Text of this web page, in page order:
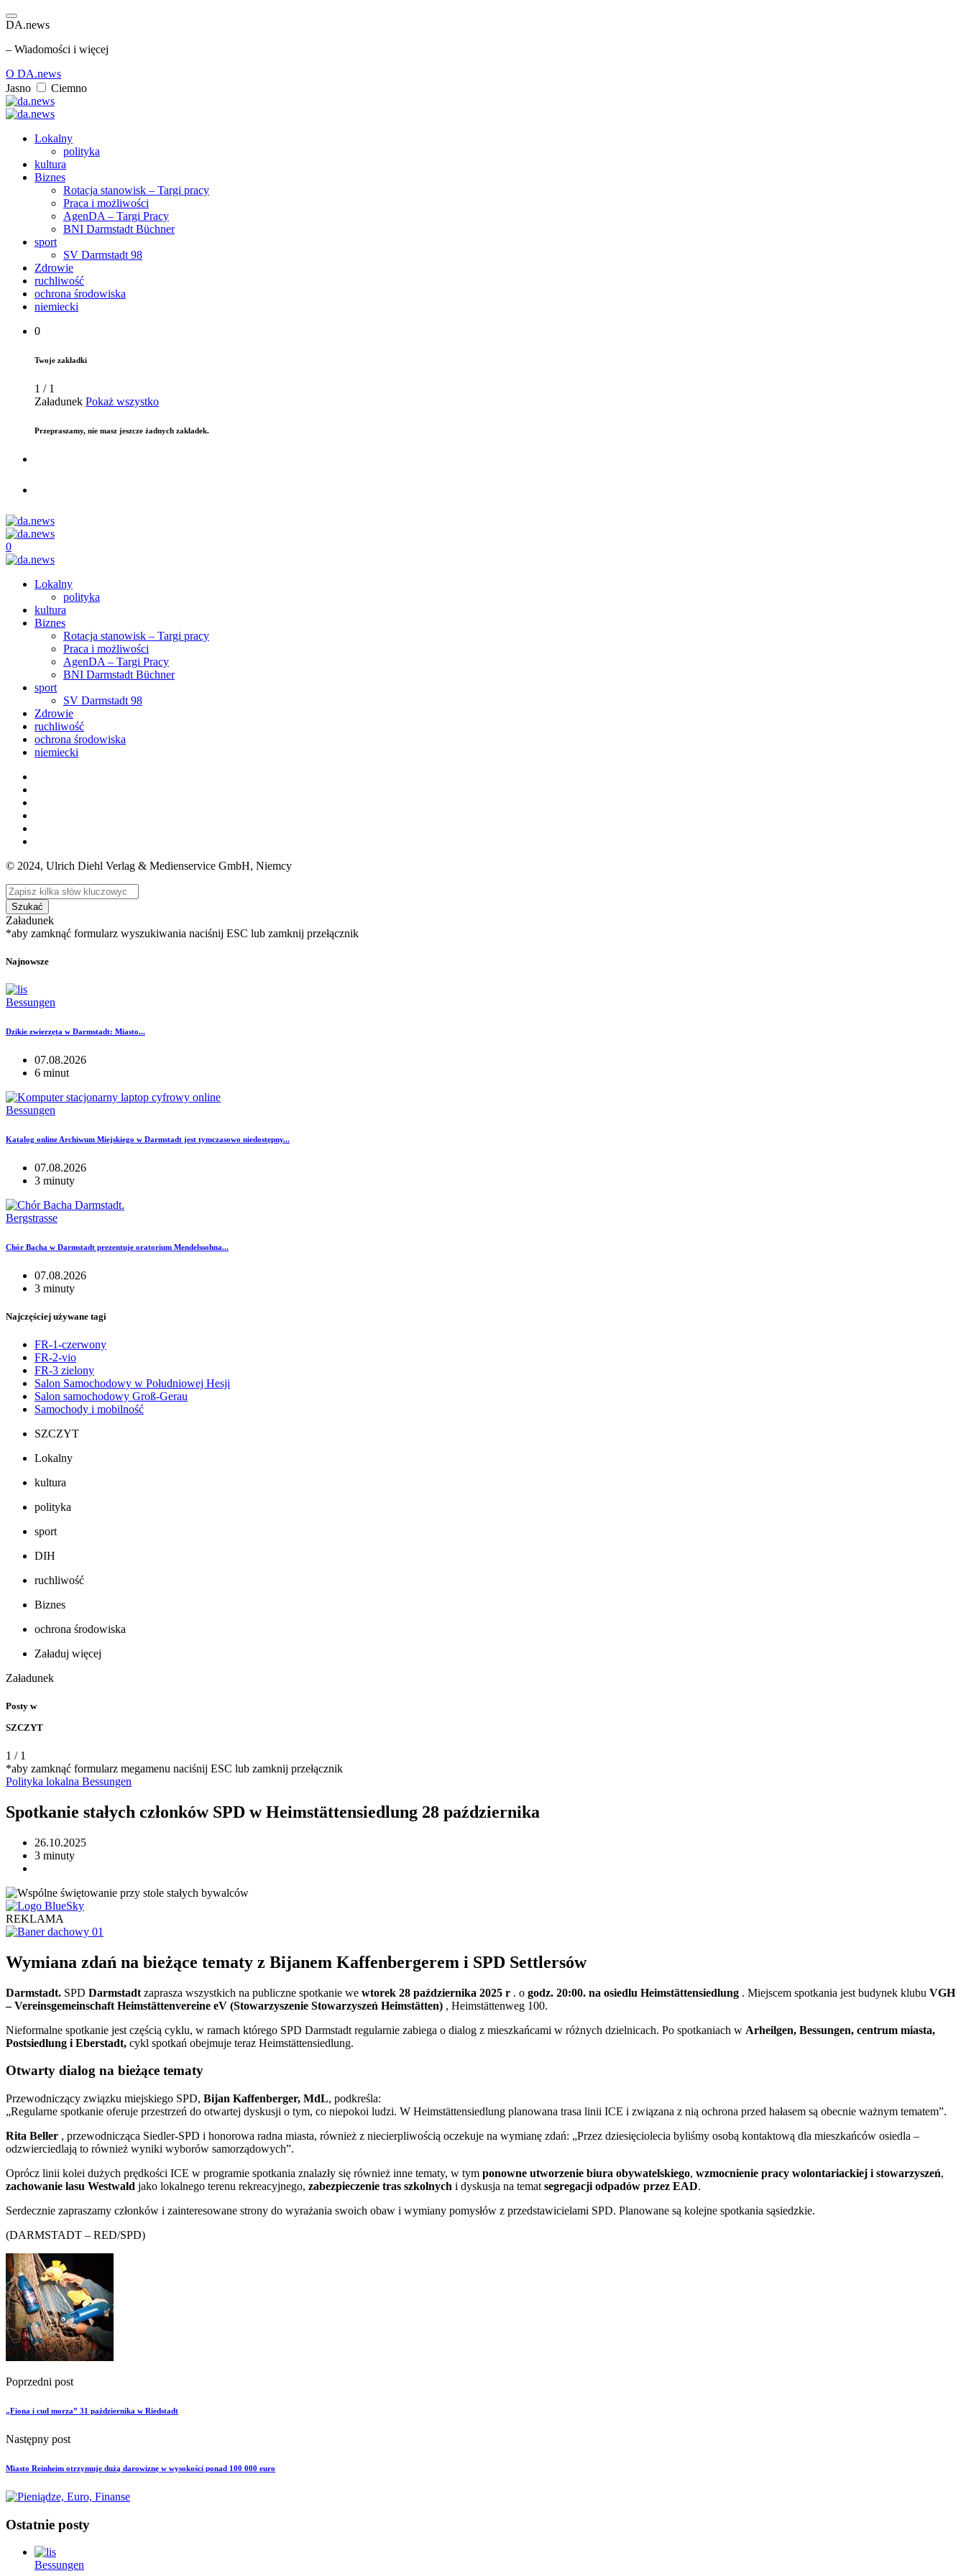
DA.news
– Wiadomości i więcej
O DA.news
Jasno
Ciemno
Lokalny
polityka
kultura
Biznes
Rotacja stanowisk – Targi pracy
Praca i możliwości
AgenDA – Targi Pracy
BNI Darmstadt Büchner
sport
SV Darmstadt 98
Zdrowie
ruchliwość
ochrona środowiska
niemiecki
0
Twoje zakładki
1 / 1
Załadunek Pokaż wszystko
Przepraszamy, nie masz jeszcze żadnych zakładek.
0
Lokalny
polityka
kultura
Biznes
Rotacja stanowisk – Targi pracy
Praca i możliwości
AgenDA – Targi Pracy
BNI Darmstadt Büchner
sport
SV Darmstadt 98
Zdrowie
ruchliwość
ochrona środowiska
niemiecki
© 2024, Ulrich Diehl Verlag & Medienservice GmbH, Niemcy
Szukać
Załadunek
*aby zamknąć formularz wyszukiwania naciśnij ESC lub zamknij przełącznik
Najnowsze
Bessungen
Dzikie zwierzęta w Darmstadt: Miasto...
07.08.2026
6 minut
Bessungen
Katalog online Archiwum Miejskiego w Darmstadt jest tymczasowo niedostępny...
07.08.2026
3 minuty
Bergstrasse
Chór Bacha w Darmstadt prezentuje oratorium Mendelssohna...
07.08.2026
3 minuty
Najczęściej używane tagi
FR-1-czerwony
FR-2-vio
FR-3 zielony
Salon Samochodowy w Południowej Hesji
Salon samochodowy Groß-Gerau
Samochody i mobilność
SZCZYT
Lokalny
kultura
polityka
sport
DIH
ruchliwość
Biznes
ochrona środowiska
Załaduj więcej
Załadunek
Posty w
SZCZYT
1 / 1
*aby zamknąć formularz megamenu naciśnij ESC lub zamknij przełącznik
Polityka lokalna Bessungen
Spotkanie stałych członków SPD w Heimstättensiedlung 28 października
26.10.2025
3 minuty
REKLAMA
Wymiana zdań na bieżące tematy z Bijanem Kaffenbergerem i SPD Settlersów
Darmstadt. SPD Darmstadt zaprasza wszystkich na publiczne spotkanie we wtorek 28 października 2025 r . o godz. 20:00. na osiedlu Heimstättensiedlung . Miejscem spotkania jest budynek klubu VGH
– Vereinsgemeinschaft Heimstättenvereine eV (Stowarzyszenie Stowarzyszeń Heimstätten) , Heimstättenweg 100.
Nieformalne spotkanie jest częścią cyklu, w ramach którego SPD Darmstadt regularnie zabiega o dialog z mieszkańcami w różnych dzielnicach. Po spotkaniach w Arheilgen, Bessungen, centrum miasta,
Postsiedlung i Eberstadt, cykl spotkań obejmuje teraz Heimstättensiedlung.
Otwarty dialog na bieżące tematy
Przewodniczący związku miejskiego SPD, Bijan Kaffenberger, MdL, podkreśla:
„Regularne spotkanie oferuje przestrzeń do otwartej dyskusji o tym, co niepokoi ludzi. W Heimstättensiedlung planowana trasa linii ICE i związana z nią ochrona przed hałasem są obecnie ważnym tematem”.
Rita Beller , przewodnicząca Siedler-SPD i honorowa radna miasta, również z niecierpliwością oczekuje na wymianę zdań: „Przez dziesięciolecia byliśmy osobą kontaktową dla mieszkańców osiedla –
odzwierciedlają to również wyniki wyborów samorządowych”.
Oprócz linii kolei dużych prędkości ICE w programie spotkania znalazły się również inne tematy, w tym ponowne utworzenie biura obywatelskiego, wzmocnienie pracy wolontariackiej i stowarzyszeń,
zachowanie lasu Westwald jako lokalnego terenu rekreacyjnego, zabezpieczenie tras szkolnych i dyskusja na temat segregacji odpadów przez EAD.
Serdecznie zapraszamy członków i zainteresowane strony do wyrażania swoich obaw i wymiany pomysłów z przedstawicielami SPD. Planowane są kolejne spotkania sąsiedzkie.
(DARMSTADT – RED/SPD)
Poprzedni post
„Fiona i cud morza” 31 października w Riedstadt
Następny post
Miasto Reinheim otrzymuje dużą darowiznę w wysokości ponad 100 000 euro
Ostatnie posty
Bessungen